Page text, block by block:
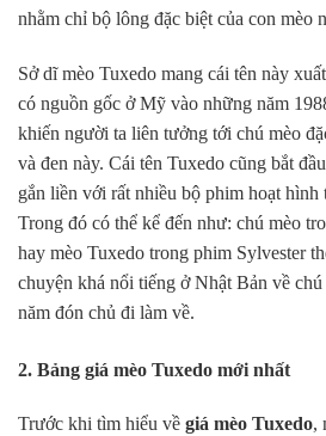
nhằm chỉ bộ lông đặc biệt của con mèo
Sở dĩ mèo Tuxedo mang cái tên này
có nguồn gốc ở Mỹ vào những năm
khiến người ta liên tưởng tới chú mèo
và đen này. Cái tên Tuxedo cũng bắt
gắn liền với rất nhiều bộ phim hoạt
Trong đó có thể kể đến như: chú mèo
hay mèo Tuxedo trong phim Sylvester
chuyện khá nổi tiếng ở Nhật Bản về
năm đón chủ đi làm về.
2. Bảng giá mèo Tuxedo mới nhất
Trước khi tìm hiểu về giá mèo Tuxedo,